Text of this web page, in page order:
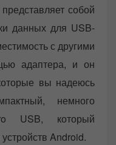
собой
данных для USB-
с другими
адаптера, и он
вы надеюсь
немного
USB, который
Android.